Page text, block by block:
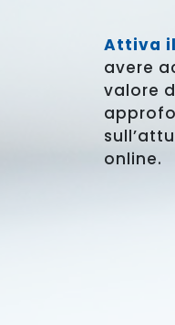
Attiva
avere
valore
online.